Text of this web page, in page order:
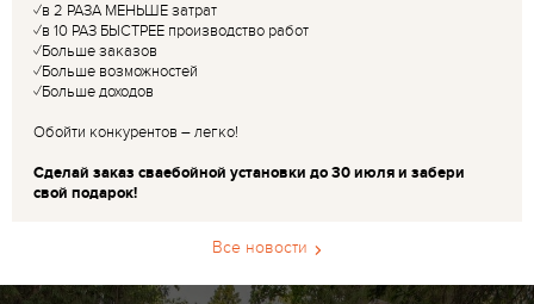
✓в 2 РАЗА МЕНЬШЕ затрат
✓в 10 РАЗ БЫСТРЕЕ производство работ
✓Больше заказов
✓Больше возможностей
✓Больше доходов
Обойти конкурентов – легко!
Сделай заказ сваебойной установки до 30 июля и забери
свой подарок!
Все новости